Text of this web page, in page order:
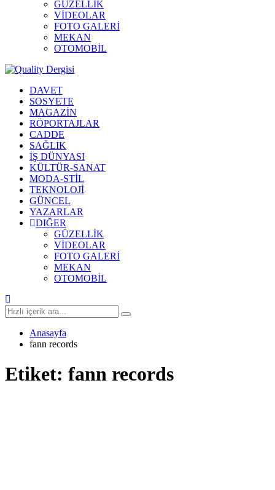
GÜZELLİK
VİDEOLAR
FOTO GALERİ
MEKAN
OTOMOBİL
DAVET
SOSYETE
MAGAZİN
RÖPORTAJLAR
CADDE
SAĞLIK
İŞ DÜNYASI
KÜLTÜR-SANAT
MODA-STİL
TEKNOLOJİ
GÜNCEL
YAZARLAR
DIĞER
GÜZELLİK
VİDEOLAR
FOTO GALERİ
MEKAN
OTOMOBİL
Anasayfa
fann records
Etiket: fann records